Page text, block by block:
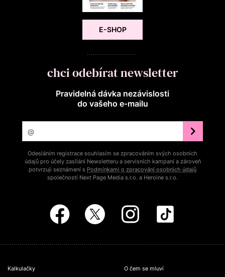
E-SHOP
chci odebírat newsletter
Pravidelná dávka nezávislosti
do vašeho e‑mailu
Odesláním registrace souhlasím se zpracováním svých osobních
údajů pro účely zasílání Newsletteru a servisních kampaní a zároveň
potvrzuji seznámení s Podmínkami o zpracování osobních údajů
společností Next Page Media s.r.o. a Heroine s.r.o.
Kalkulačky
O čem se mluví